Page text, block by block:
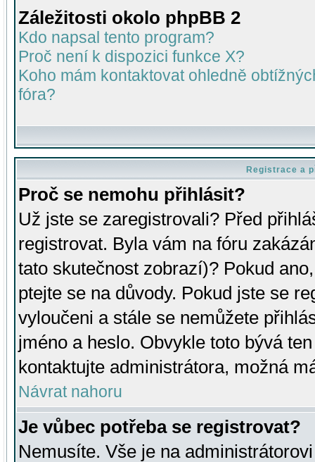
Záležitosti okolo phpBB 2
Kdo napsal tento program?
Proč není k dispozici funkce X?
Koho mám kontaktovat ohledně
fóra?
Registrace a
Proč se nemohu přihlásit?
Už jste se zaregistrovali? Před
registrovat. Byla vám na fóru
tato skutečnost zobrazí)? Pokud
ptejte se na důvody. Pokud jste se
vyloučeni a stále se nemůžete
jméno a heslo. Obvykle toto bývá
kontaktujte administrátora, možná
Návrat nahoru
Je vůbec potřeba se registrovat?
Nemusíte. Vše je na